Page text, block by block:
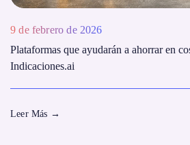
9 de febrero de 2026
Plataformas que ayudarán a ahorrar en
Indicaciones.ai
Leer Más →